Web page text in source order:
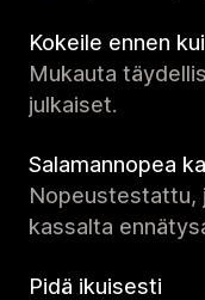
Kokeile ennen
Mukauta
julkaiset.
Salamannopea
Nopeustestattu,
kassalta
Pidä ikuisesti